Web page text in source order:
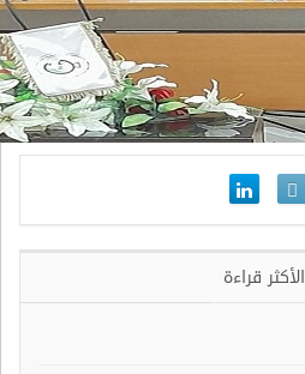
الأكثر قراءة